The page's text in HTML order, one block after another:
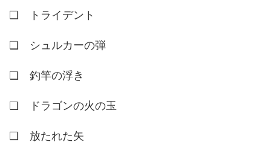
❏ トライデント
❏ シュルカーの弾
❏ 釣竿の浮き
❏ ドラゴンの火の玉
❏ 放たれた矢